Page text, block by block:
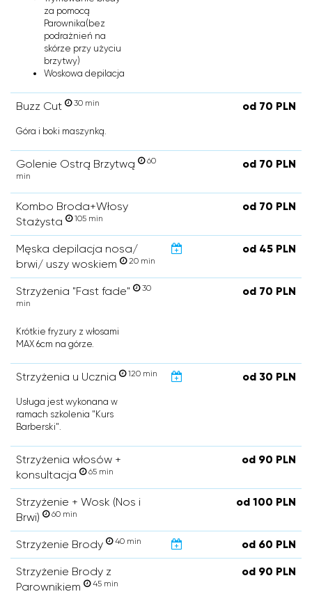
za pomocą
Parownika(bez
podrażnień na
skórze przy użyciu
brzytwy)
Woskowa depilacja
Buzz Cut 30 min od 70 PLN
Góra i boki maszynką.
Golenie Ostrą Brzytwą
60
min
od 70 PLN
Kombo Broda+Włosy
Stażysta
105 min
od 70 PLN
Męska depilacja nosa/
brwi/ uszy woskiem
20 min
od 45 PLN
Strzyżenia "Fast fade"
30
min
od 70 PLN
Krótkie fryzury z włosami
MAX 6cm na górze.
Strzyżenia u Ucznia 120 min od 30 PLN
Usługa jest wykonana w
ramach szkolenia "Kurs
Barberski".
Strzyżenia włosów +
konsultacja
65 min
od 90 PLN
Strzyżenie + Wosk (Nos i
Brwi)
60 min
od 100 PLN
Strzyżenie Brody 40 min od 60 PLN
Strzyżenie Brody z
Parownikiem
45 min
od 90 PLN